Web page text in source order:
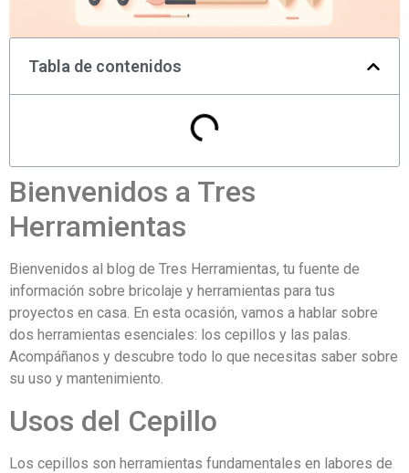
Tabla de contenidos
Bienvenidos a Tres
Herramientas
Bienvenidos al blog de Tres Herramientas, tu fuente de
información sobre bricolaje y herramientas para tus
proyectos en casa. En esta ocasión, vamos a hablar sobre
dos herramientas esenciales: los cepillos y las palas.
Acompáñanos y descubre todo lo que necesitas saber sobre
su uso y mantenimiento.
Usos del Cepillo
Los cepillos son herramientas fundamentales en labores de